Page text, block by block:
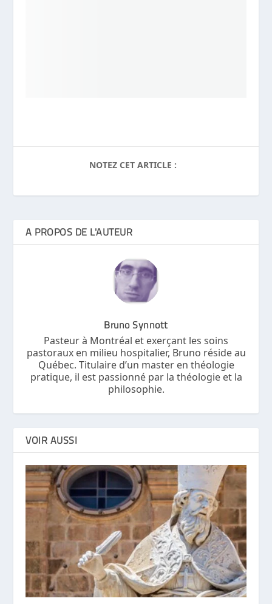
NOTEZ CET ARTICLE :
A PROPOS DE L'AUTEUR
Bruno Synnott
Pasteur à Montréal et exerçant les soins
pastoraux en milieu hospitalier, Bruno réside au
Québec. Titulaire d’un master en théologie
pratique, il est passionné par la théologie et la
philosophie.
VOIR AUSSI